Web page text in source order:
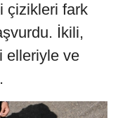
çizikleri fark
İkili,
elleriyle ve